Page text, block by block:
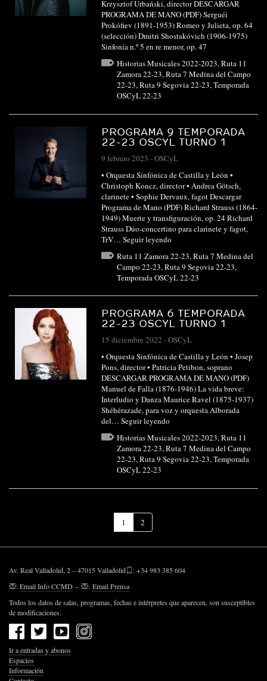
Krzysztof Urbański, director DESCARGAR
PROGRAMA DE MANO (PDF) Serguéi
Prokófiev (1891-1953) Romeo y Julieta, op. 64
(selección) Dmitri Shostakóvich (1906-1975)
Sinfonía n.º 5 en re menor, op. 47
Historias Musicales 2022-2023,Ruta 11
Zamora 22-23,Ruta 7 Medina del Campo
22-23,Ruta 9 Segovia 22-23,Temporada
OSCyL 22-23
PROGRAMA 9 TEMPORADA
22-23 OSCYL TURNO 1
9 febrero 2023 -OSCyL
• Orquesta Sinfónica de Castilla y León •
Christoph Koncz, director • Andrea Götsch,
clarinete • Sophie Dervaux, fagot Descargar
Programa de Mano (PDF) Richard Strauss (1864-
1949) Muerte y transfiguración, op. 24 Richard
Strauss Dúo-concertino para clarinete y fagot,
TrV… Seguir leyendo
Ruta 11 Zamora 22-23, Ruta 7 Medina del
Campo 22-23, Ruta 9 Segovia 22-23,
Temporada OSCyL 22-23
PROGRAMA 6 TEMPORADA
22-23 OSCYL TURNO 1
15 diciembre 2022 -OSCyL
• Orquesta Sinfónica de Castilla y León • Josep
Pons, director • Patricia Petibon, soprano
DESCARGAR PROGRAMA DE MANO (PDF)
Manuel de Falla (1876-1946) La vida breve:
Interludio y Danza Maurice Ravel (1875-1937)
Shéhérazade, para voz y orquesta Alborada
del… Seguir leyendo
Historias Musicales 2022-2023,Ruta 11
Zamora 22-23,Ruta 7 Medina del Campo
22-23,Ruta 9 Segovia 22-23,Temporada
OSCyL 22-23
1
(Página
actual)
2
Av. Real Valladolid, 2 – 47015 Valladolid
: +34 983 385 604
:Email Info CCMD – : Email Prensa
Todos los datos de salas, programas, fechas e intérpretes que aparecen, son susceptibles
de modificaciones.
Ir a entradas y abonos
Espacios
Información